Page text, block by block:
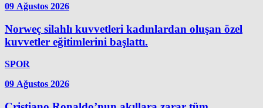
09 Ağustos 2026
Norweç silahlı kuvvetleri kadınlardan oluşan özel
kuvvetler eğitimlerini başlattı.
SPOR
09 Ağustos 2026